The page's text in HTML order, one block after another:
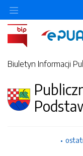
Biuletyn Informacji